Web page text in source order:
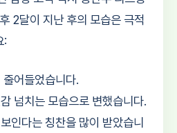
2달이 지난 후의 모습은 극적
:
어들었습니다.
넘치는 모습으로 변했습니다.
인다는 칭찬을 많이 받았습니